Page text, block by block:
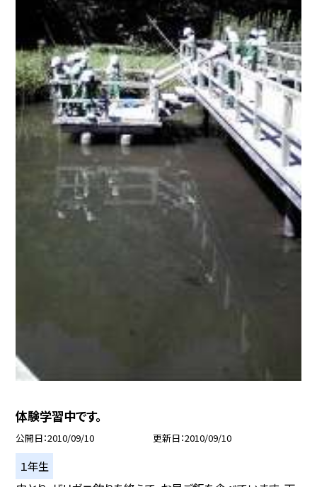
体験学習中です。
公開日 2010/09/10 更新日 2010/09/10
１年生